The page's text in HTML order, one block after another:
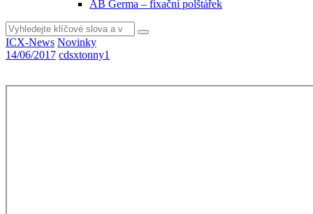
AB Germa – fixační polštářek
Vyhledat
ICX-News Novinky
14/06/2017 cdsxtonny1